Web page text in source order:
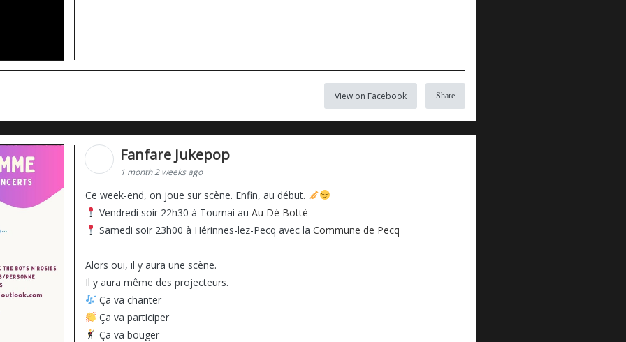
View on Facebook Share
Fanfare Jukepop
1 month 2 weeks ago
Ce week-end, on joue sur scène. Enfin, au début.
Vendredi soir 22h30 à Tournai au Au Dé Botté
Samedi soir 23h00 à Hérinnes-lez-Pecq avec la Commune de Pecq
Alors oui, il y aura une scène.
Il y aura même des projecteurs.
Ça va chanter
Ça va participer
Ça va bouger